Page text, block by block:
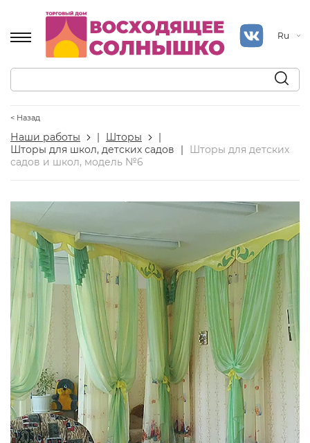
Ru
< Назад
Наши работы | Шторы
|
Шторы для школ, детских садов
|
Шторы для детских
садов и школ, модель №6